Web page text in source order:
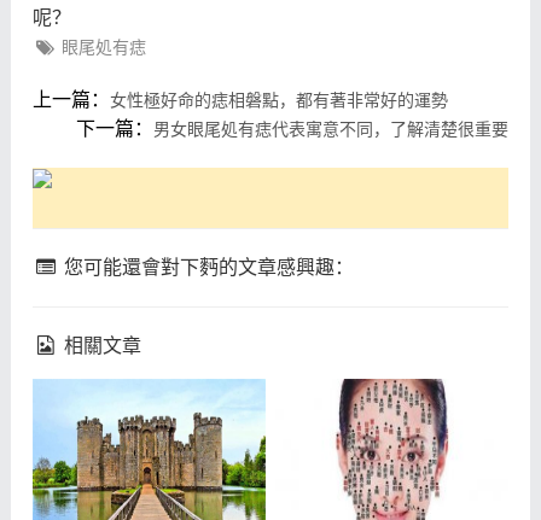
呢？
眼尾処有痣
上一篇： 女性極好命的痣相磐點，都有著非常好的運勢
下一篇： 男女眼尾処有痣代表寓意不同，了解清楚很重要
您可能還會對下麪的文章感興趣：
相關文章